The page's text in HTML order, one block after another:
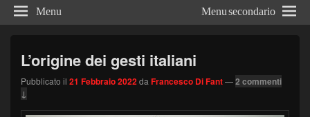
Menu Menu secondario
L’origine dei gesti italiani
Pubblicato il 21 Febbraio 2022da Francesco Di Fant—2 commenti
↓